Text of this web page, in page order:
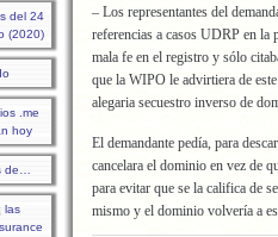
del 24
(2020)
.me
hoy
de…
las
– Los representantes del
referencias a casos UDRP en la
mala fe en el registro y sólo
que la WIPO le advirtiera de
alegaria secuestro inverso de
El demandante pedía, para
cancelara el dominio en vez de
para evitar que se la califica de
mismo y el dominio volvería a